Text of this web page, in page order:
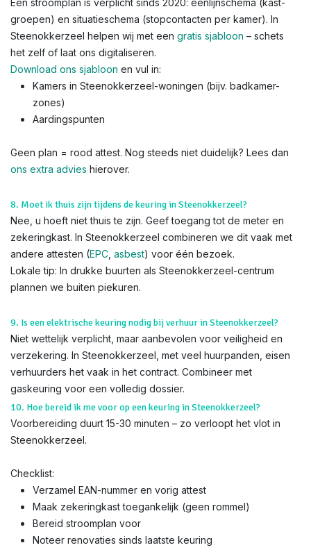
Een stroomplan is verplicht sinds 2020: éénlijnschema (kast-
groepen) en situatieschema (stopcontacten per kamer). In
Steenokkerzeel helpen wij met een gratis sjabloon – schets
het zelf of laat ons digitaliseren.
Download ons sjabloon en vul in:
Kamers in Steenokkerzeel-woningen (bijv. badkamer-
zones)
Aardingspunten
Geen plan = rood attest. Nog steeds niet duidelijk? Lees dan
ons extra advies hierover.
8. Moet ik thuis zijn tijdens de keuring in Steenokkerzeel?
Nee, u hoeft niet thuis te zijn. Geef toegang tot de meter en
zekeringkast. In Steenokkerzeel combineren we dit vaak met
andere attesten (EPC asbest) voor één bezoek.
Lokale tip: In drukke buurten als Steenokkerzeel-centrum
plannen we buiten piekuren.
9. Is een elektrische keuring nodig bij verhuur in Steenokkerzeel?
Niet wettelijk verplicht, maar aanbevolen voor veiligheid en
verzekering. In Steenokkerzeel, met veel huurpanden, eisen
verhuurders het vaak in het contract. Combineer met
gaskeuring voor een volledig dossier.
10. Hoe bereid ik me voor op een keuring in Steenokkerzeel?
Voorbereiding duurt 15-30 minuten – zo verloopt het vlot in
Steenokkerzeel.
Checklist:
Verzamel EAN-nummer en vorig attest
Maak zekeringkast toegankelijk (geen rommel)
Bereid stroomplan voor
Noteer renovaties sinds laatste keuring